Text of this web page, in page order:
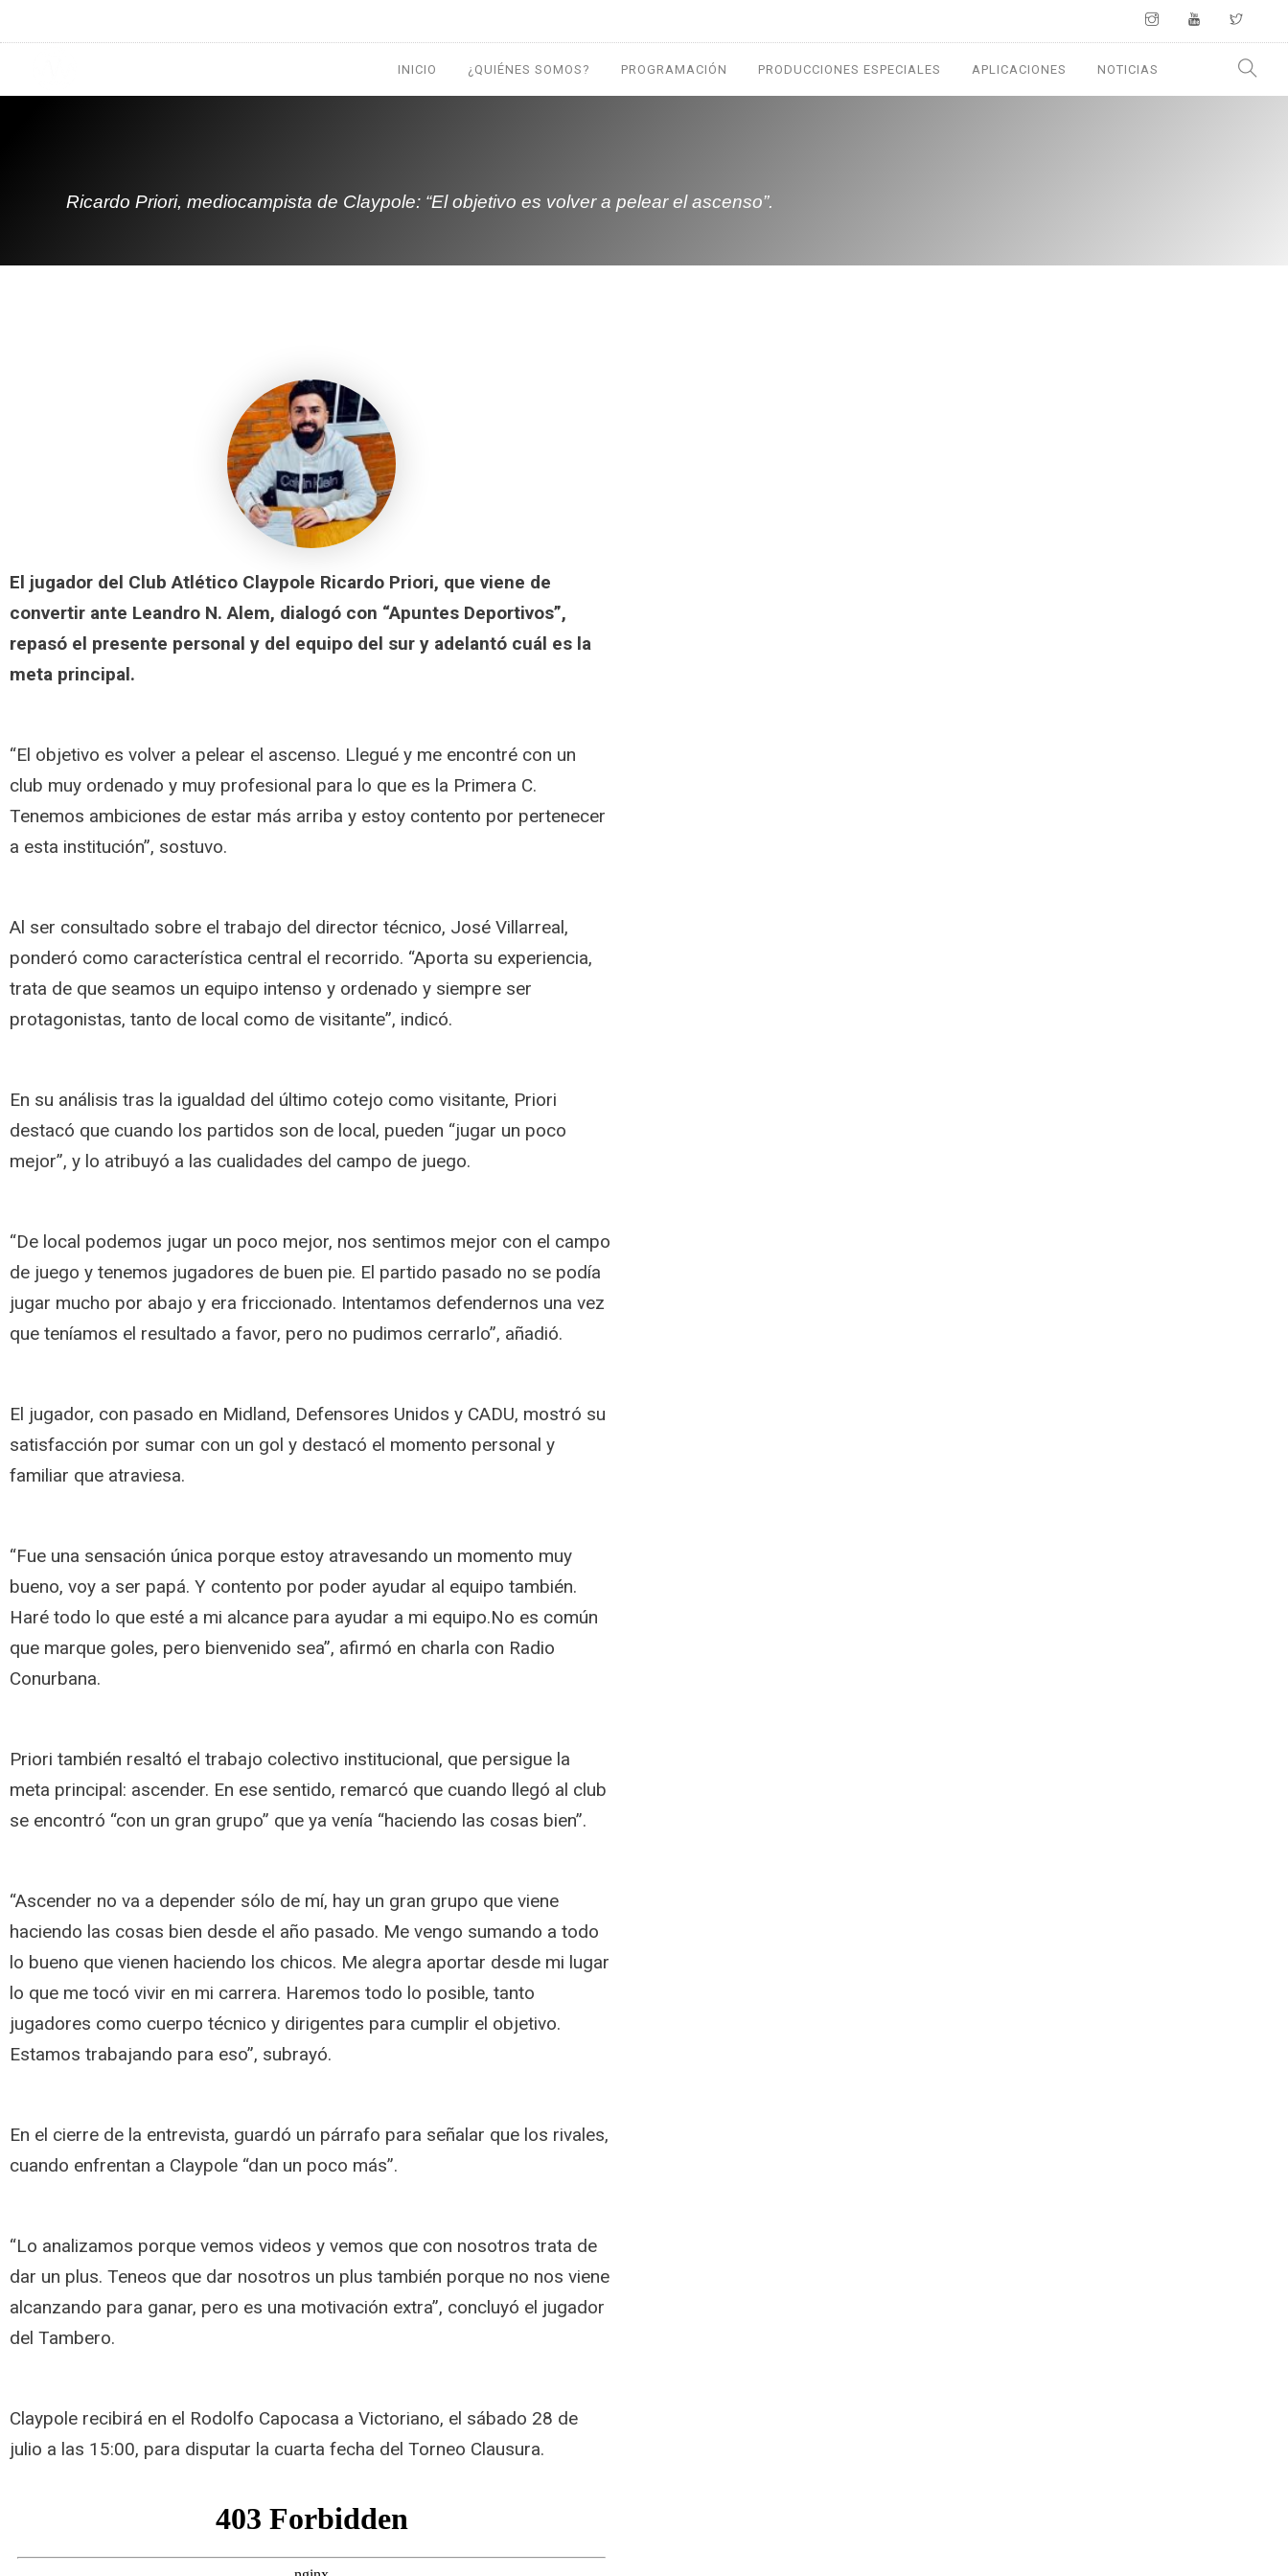
INICIO ¿QUIÉNES SOMOS? PROGRAMACIÓN PRODUCCIONES ESPECIALES APLICACIONES NOTICIAS
Ricardo Priori, mediocampista de Claypole: “El objetivo es volver a pelear el ascenso”.
El jugador del Club Atlético Claypole Ricardo Priori, que viene de
convertir ante Leandro N. Alem, dialogó con “Apuntes Deportivos”,
repasó el presente personal y del equipo del sur y adelantó cuál es la
meta principal.
“El objetivo es volver a pelear el ascenso. Llegué y me encontré con un
club muy ordenado y muy profesional para lo que es la Primera C.
Tenemos ambiciones de estar más arriba y estoy contento por pertenecer
a esta institución”, sostuvo.
Al ser consultado sobre el trabajo del director técnico, José Villarreal,
ponderó como característica central el recorrido. “Aporta su experiencia,
trata de que seamos un equipo intenso y ordenado y siempre ser
protagonistas, tanto de local como de visitante”, indicó.
En su análisis tras la igualdad del último cotejo como visitante, Priori
destacó que cuando los partidos son de local, pueden “jugar un poco
mejor”, y lo atribuyó a las cualidades del campo de juego.
“De local podemos jugar un poco mejor, nos sentimos mejor con el campo
de juego y tenemos jugadores de buen pie. El partido pasado no se podía
jugar mucho por abajo y era friccionado. Intentamos defendernos una vez
que teníamos el resultado a favor, pero no pudimos cerrarlo”, añadió.
El jugador, con pasado en Midland, Defensores Unidos y CADU, mostró su
satisfacción por sumar con un gol y destacó el momento personal y
familiar que atraviesa.
“Fue una sensación única porque estoy atravesando un momento muy
bueno, voy a ser papá. Y contento por poder ayudar al equipo también.
Haré todo lo que esté a mi alcance para ayudar a mi equipo.No es común
que marque goles, pero bienvenido sea”, afirmó en charla con Radio
Conurbana.
Priori también resaltó el trabajo colectivo institucional, que persigue la
meta principal: ascender. En ese sentido, remarcó que cuando llegó al club
se encontró “con un gran grupo” que ya venía “haciendo las cosas bien”.
“Ascender no va a depender sólo de mí, hay un gran grupo que viene
haciendo las cosas bien desde el año pasado. Me vengo sumando a todo
lo bueno que vienen haciendo los chicos. Me alegra aportar desde mi lugar
lo que me tocó vivir en mi carrera. Haremos todo lo posible, tanto
jugadores como cuerpo técnico y dirigentes para cumplir el objetivo.
Estamos trabajando para eso”, subrayó.
En el cierre de la entrevista, guardó un párrafo para señalar que los rivales,
cuando enfrentan a Claypole “dan un poco más”.
“Lo analizamos porque vemos videos y vemos que con nosotros trata de
dar un plus. Teneos que dar nosotros un plus también porque no nos viene
alcanzando para ganar, pero es una motivación extra”, concluyó el jugador
del Tambero.
Claypole recibirá en el Rodolfo Capocasa a Victoriano, el sábado 28 de
julio a las 15:00, para disputar la cuarta fecha del Torneo Clausura.